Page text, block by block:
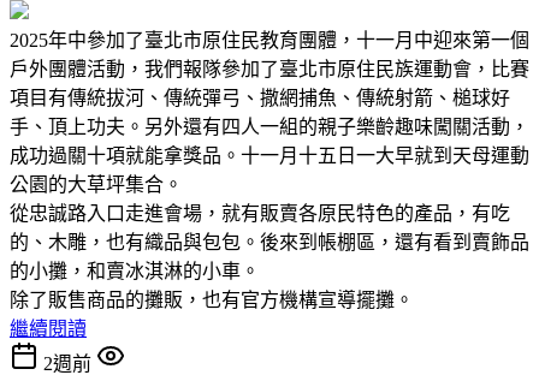
2025年中參加了臺北市原住民教育團體，十一月中迎來第一個
戶外團體活動，我們報隊參加了臺北市原住民族運動會，比賽
項目有傳統拔河、傳統彈弓、撒網捕魚、傳統射箭、槌球好
手、頂上功夫。另外還有四人一組的親子樂齡趣味闖關活動，
成功過關十項就能拿獎品。十一月十五日一大早就到天母運動
公園的大草坪集合。
從忠誠路入口走進會場，就有販賣各原民特色的產品，有吃
的、木雕，也有織品與包包。後來到帳棚區，還有看到賣飾品
的小攤，和賣冰淇淋的小車。
除了販售商品的攤販，也有官方機構宣導擺攤。
繼續閱讀
2週前